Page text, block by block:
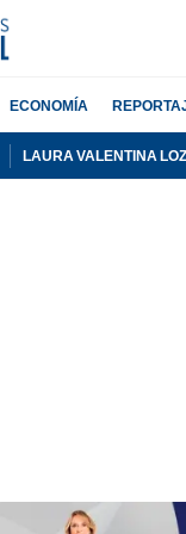
ECONOMÍA
LAURA VALENTINA